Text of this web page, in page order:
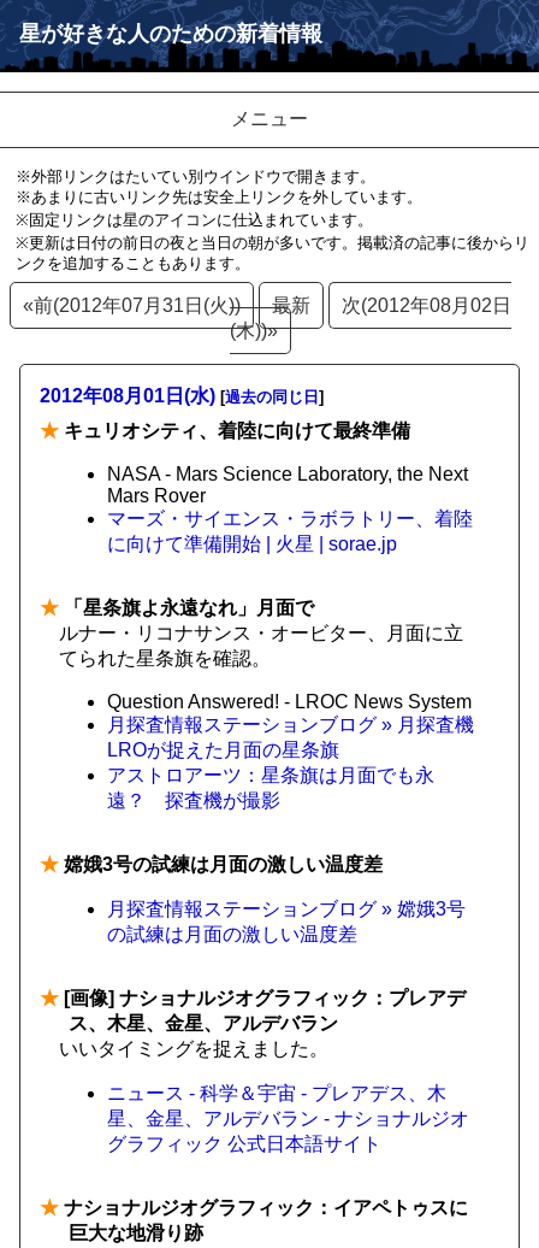
星が好きな人のための新着情報
メニュー
※外部リンクはたいてい別ウインドウで開きます。
※あまりに古いリンク先は安全上リンクを外しています。
※固定リンクは星のアイコンに仕込まれています。
※更新は日付の前日の夜と当日の朝が多いです。掲載済の記事に後からリ
ンクを追加することもあります。
«前(2012年07月31日(火)) 最新
次(2012年08月02日
(木))»
2012年08月01日(水) [過去の同じ日 ]
★ キュリオシティ、着陸に向けて最終準備
NASA - Mars Science Laboratory, the Next
Mars Rover
マーズ・サイエンス・ラボラトリー、着陸
に向けて準備開始 | 火星 | sorae.jp
★ 「星条旗よ永遠なれ」月面で
ルナー・リコナサンス・オービター、月面に立
てられた星条旗を確認。
Question Answered! - LROC News System
月探査情報ステーションブログ » 月探査機
LROが捉えた月面の星条旗
アストロアーツ：星条旗は月面でも永
遠？ 探査機が撮影
★ 嫦娥3号の試練は月面の激しい温度差
月探査情報ステーションブログ » 嫦娥3号
の試練は月面の激しい温度差
★ [画像] ナショナルジオグラフィック：プレアデ
ス、木星、金星、アルデバラン
いいタイミングを捉えました。
ニュース - 科学＆宇宙 - プレアデス、木
星、金星、アルデバラン - ナショナルジオ
グラフィック 公式日本語サイト
★ ナショナルジオグラフィック：イアペトゥスに
巨大な地滑り跡